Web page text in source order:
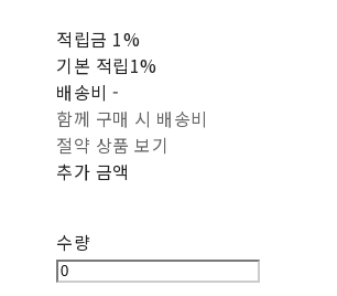
적립금 1%
기본 적립1%
배송비-
함께 구매 시 배송비
절약 상품 보기
추가 금액
수량